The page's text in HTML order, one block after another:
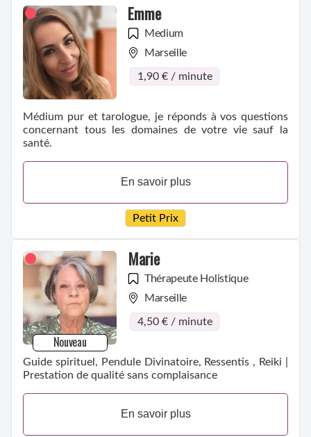
Emme
Medium
Marseille
1,90 € / minute
Médium pur et tarologue, je réponds à vos questions
concernant tous les domaines de votre vie sauf la
santé.
En savoir plus
Petit Prix
Nouveau
Marie
Thérapeute Holistique
Marseille
4,50 € / minute
Guide spirituel, Pendule Divinatoire, Ressentis , Reiki |
Prestation de qualité sans complaisance
En savoir plus